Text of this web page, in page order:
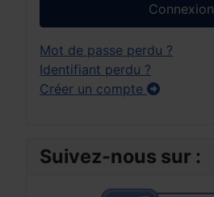
Connexion
Mot de passe perdu ?
Identifiant perdu ?
Créer un compte
Suivez-nous sur :